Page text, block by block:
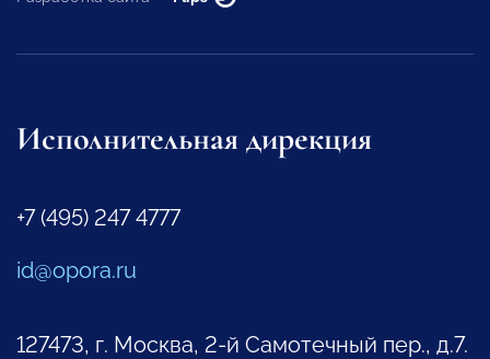
Исполнительная дирекция
+7 (495) 247 4777
id@opora.ru
127473, г. Москва, 2-й Самотечный пер., д.7.